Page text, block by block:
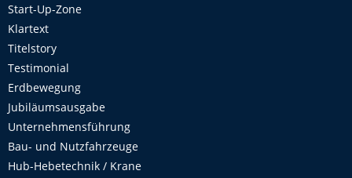
Start-Up-Zone
Klartext
Titelstory
Testimonial
Erdbewegung
Jubiläumsausgabe
Unternehmensführung
Bau- und Nutzfahrzeuge
Hub-Hebetechnik / Krane